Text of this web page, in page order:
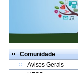
Comunidade
Avisos Gerais